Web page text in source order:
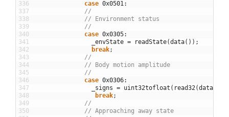
336
337
338
339
340
341
342
343
344
345
346
347
348
349
350
case 0x0501:
//
// Environment status
//
case 0x0305:
_envState = readState(data( ) ) ;
break;
//
// Body motion amplitude
//
case 0x0306:
_signs = uint32tofloat ( read32(data
break;
//
// Approaching away state